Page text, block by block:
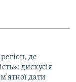
де
дискусія
дати